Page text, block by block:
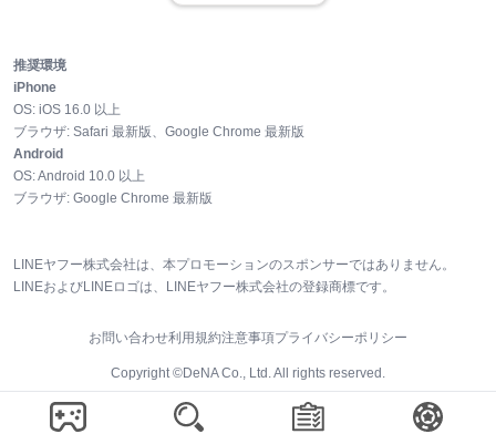
推奨環境
iPhone
OS: iOS 16.0 以上
ブラウザ: Safari 最新版、Google Chrome 最新版
Android
OS:Android 10.0 以上
ブラウザ: Google Chrome 最新版
LINEヤフー株式会社は、本プロモーションのスポンサーではありません。
LINEおよびLINEロゴは、LINEヤフー株式会社の登録商標です。
お問い合わせ利用規約注意事項プライバシーポリシー
Copyright ©DeNA Co., Ltd. All rights reserved.